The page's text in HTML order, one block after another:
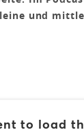
und
to load